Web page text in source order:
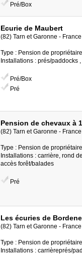
Pré/Box
Ecurie de Maubert
(82) Tarn et Garonne - France
Type : Pension de
Installations : prés/paddocks
Pré/Box
Pré
Pension de chevaux à
(82) Tarn et Garonne - France
Type : Pension de
Installations : carrière, rond
accès forêt/balades
Pré
Les écuries de
(82) Tarn et Garonne - France
Type : Pension de
Installations : carrièreprés/